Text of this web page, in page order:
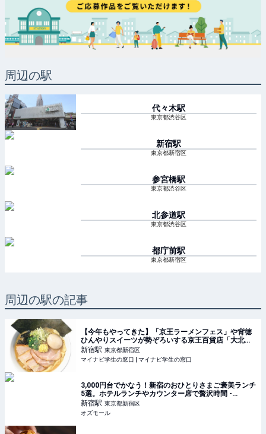
周辺の駅
代々木駅
東京都渋谷区
新宿駅
東京都新宿区
参宮橋駅
東京都渋谷区
北参道駅
東京都渋谷区
都庁前駅
東京都新宿区
周辺の駅の記事
【今年もやってきた】「京王ラーメンフェス」や背徳
ひんやりスイーツが勢ぞろいする京王百貨店「大北海
道展」開催 #Z世代Pick | マイナビ学生の窓口
新宿駅 東京都新宿区
マイナビ学生の窓口 | マイナビ学生の窓口
3,000円台でかなう！新宿のおひとりさまご褒美ランチ
5選。ホテルランチやカウンター席で贅沢時間 -
OZmall
新宿駅 東京都新宿区
オズモール